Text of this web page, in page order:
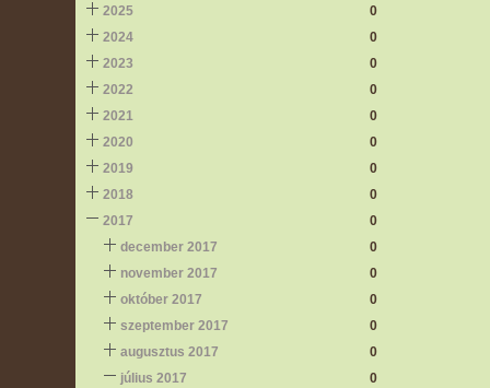
2025
0
2024
0
2023
0
2022
0
2021
0
2020
0
2019
0
2018
0
2017
0
december 2017
0
november 2017
0
október 2017
0
szeptember 2017
0
augusztus 2017
0
július 2017
0